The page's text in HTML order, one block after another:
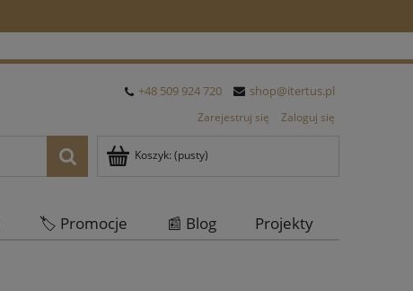
+48 509 924 720 shop@itertus.pl
Zarejestruj się Zaloguj się
Koszyk: (pusty)
🏷️ Promocje 📰 Blog
Projekty